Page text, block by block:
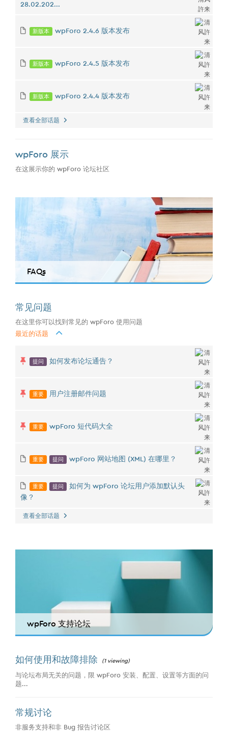
28.02.202...
新版本 wpForo 2.4.6 版本发布
新版本 wpForo 2.4.5 版本发布
新版本 wpForo 2.4.4 版本发布
查看全部话题
wpForo 展示
在这展示你的 wpForo 论坛社区
FAQs
常见问题
在这里你可以找到常见的 wpForo 使用问题
最近的话题
提问 如何发布论坛通告？
重要 用户注册邮件问题
重要 wpForo 短代码大全
重要 提问 wpForo 网站地图 (XML) 在哪里？
重要 提问
如何为 wpForo 论坛用户添加默认头
像？
查看全部话题
wpForo 支持论坛
如何使用和故障排除 (1 viewing)
与论坛布局无关的问题，限 wpForo 安装、配置、设置等方面的问
题...
常规讨论
非服务支持和非 Bug 报告讨论区